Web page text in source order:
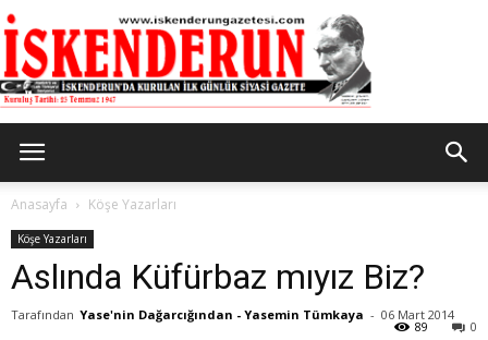
Gazetesi
Anasayfa Köşe Yazarları
Köşe Yazarları
Aslında Küfürbaz mıyız Biz?
Tarafından Yase'nin Dağarcığından - Yasemin Tümkaya - 06 Mart 2014
0
89